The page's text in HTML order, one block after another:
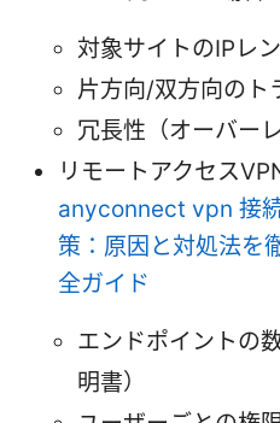
対象サイトのIPレ
片方向/双方向のト
冗長性（オーバー
リモートアクセス
anyconnect vpn 接
策：原因と対処法を
全ガイド
エンドポイントの
明書）